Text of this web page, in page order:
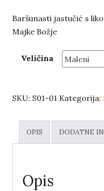
Baršunasti jastučić s
Majke Božje
Veličina
SKU: S01-01 Kategorija:
OPIS DODATNE
Opis